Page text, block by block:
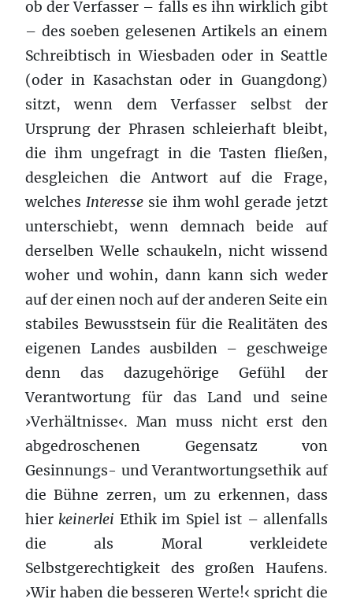
ob der Verfasser – falls es ihn wirklich gibt
– des soeben gelesenen Artikels an einem
Schreibtisch in Wiesbaden oder in Seattle
(oder in Kasachstan oder in Guangdong)
sitzt, wenn dem Verfasser selbst der
Ursprung der Phrasen schleierhaft bleibt,
die ihm ungefragt in die Tasten fließen,
desgleichen die Antwort auf die Frage,
welches Interessesie ihm wohl gerade jetzt
unterschiebt, wenn demnach beide auf
derselben Welle schaukeln, nicht wissend
woher und wohin, dann kann sich weder
auf der einen noch auf der anderen Seite ein
stabiles Bewusstsein für die Realitäten des
eigenen Landes ausbilden – geschweige
denn das dazugehörige Gefühl der
Verantwortung für das Land und seine
›Verhältnisse‹. Man muss nicht erst den
abgedroschenen Gegensatz von
Gesinnungs- und Verantwortungsethik auf
die Bühne zerren, um zu erkennen, dass
hierkeinerlei Ethik im Spiel ist – allenfalls
die als Moral verkleidete
Selbstgerechtigkeit des großen Haufens.
›Wir haben die besseren Werte!‹ spricht die